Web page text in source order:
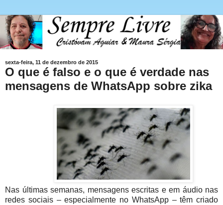
sexta-feira, 11 de dezembro de 2015
O que é falso e o que é verdade nas
mensagens de WhatsApp sobre zika
Nas últimas semanas, mensagens escritas e em áudio nas
redes sociais – especialmente no WhatsApp – têm criado